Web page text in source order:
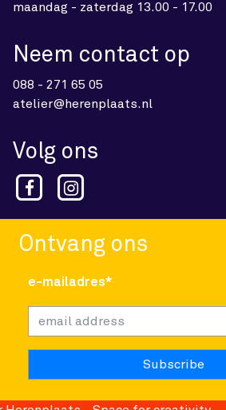
maandag - zaterdag 13.00 - 17.00
Neem contact op
088 - 271 65 05
atelier@herenplaats.nl
Volg ons
Ontvang ons
e-mailadres*